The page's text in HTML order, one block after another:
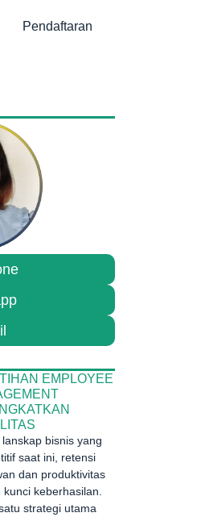
Pendaftaran
EMPLOYEE
lanskap bisnis yang
saat ini, retensi
dan produktivitas
kunci keberhasilan.
strategi utama